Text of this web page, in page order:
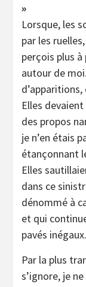
»
Lorsque, les
par les
perçois plus
autour de
Elles
des propos
je n’en étais
étançonnant
Elles
dans ce
dénommé à
et qui
pavés inégaux.
Par la plus
s’ignore, je